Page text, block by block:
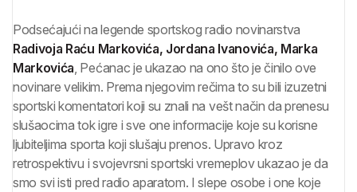
Podsećajući na legende sportskog radio novinarstva
Radivoja Raću Markovića, Jordana Ivanovića, Marka
Markovića, Pećanac je ukazao na ono što je činilo ove
novinare velikim. Prema njegovim rečima to su bili izuzetni
sportski komentatori koji su znali na vešt način da prenesu
slušaocima tok igre i sve one informacije koje su korisne
ljubiteljima sporta koji slušaju prenos. Upravo kroz
retrospektivu i svojevrsni sportski vremeplov ukazao je da
smo svi isti pred radio aparatom. I slepe osobe i one koje